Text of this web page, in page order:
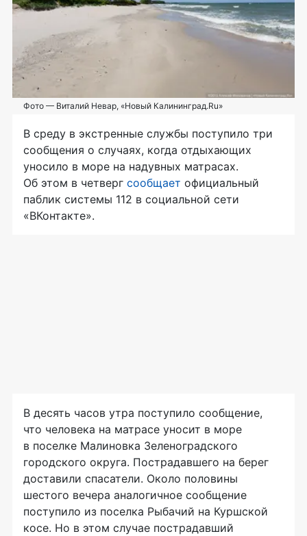
Фото — Виталий Невар, «Новый Калининград.Ru»
В среду в экстренные службы поступило три
сообщения о случаях, когда отдыхающих
уносило в море на надувных матрасах.
Об этом в четверг сообщает официальный
паблик системы 112 в социальной сети
«ВКонтакте».
В десять часов утра поступило сообщение,
что человека на матрасе уносит в море
в поселке Малиновка Зеленоградского
городского округа. Пострадавшего на берег
доставили спасатели. Около половины
шестого вечера аналогичное сообщение
поступило из поселка Рыбачий на Куршской
косе. Но в этом случае пострадавший